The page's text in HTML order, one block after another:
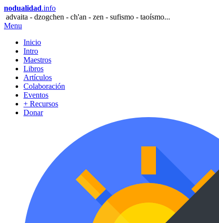
nodualidad.info
advaita - dzogchen - ch'an - zen - sufismo - taoísmo...
Menu
Inicio
Intro
Maestros
Libros
Artículos
Colaboración
Eventos
+ Recursos
Donar